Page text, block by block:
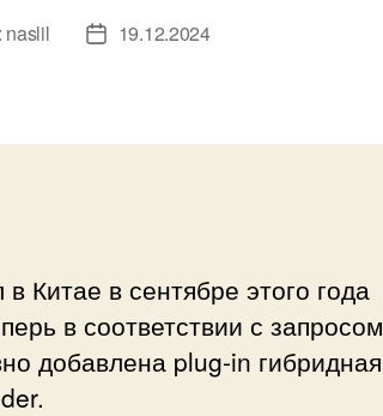
naslil
Дата19.12.2024
Китае в сентябре этого года
в соответствии с запросом
добавлена plug-in гибридная